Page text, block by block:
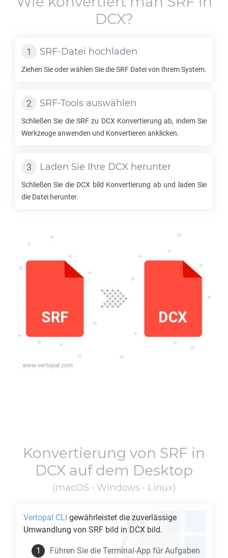
DCX?
SRF-Datei hochladen
Ziehen Sie oder wählen Sie dieSRF Datei von Ihrem System.
SRF-Tools auswählen
Schließen Sie die SRF zu DCX Konvertierung ab, indem Sie
Werkzeuge anwenden und Konvertieren anklicken.
Laden Sie Ihre DCX herunter
Schließen Sie die DCX bild Konvertierung ab und laden Sie
die Datei herunter.
Konvertierung von SRF in
DCX auf dem Desktop
(macOS • Windows • Linux)
Vertopal CLI gewährleistet die zuverlässige
Umwandlung von SRF bild in DCX bild.
Führen Sie die Terminal-App für Aufgaben